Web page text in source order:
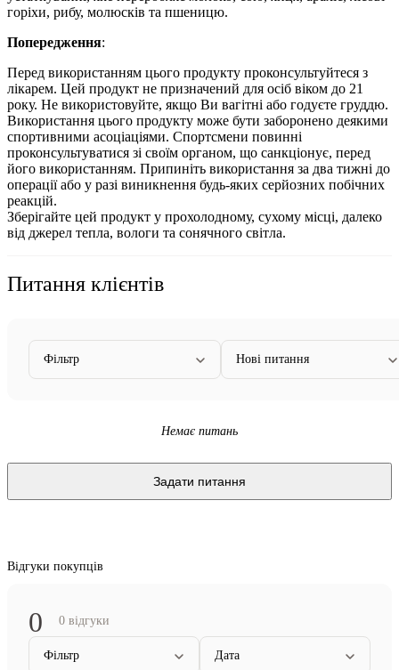
горіхи, рибу, молюсків та пшеницю.
Попередження:
Перед використанням цього продукту проконсультуйтеся з
лікарем. Цей продукт не призначений для осіб віком до 21
року. Не використовуйте, якщо Ви вагітні або годуєте груддю.
Використання цього продукту може бути заборонено деякими
спортивними асоціаціями. Спортсмени повинні
проконсультуватися зі своїм органом, що санкціонує, перед
його використанням. Припиніть використання за два тижні до
операції або у разі виникнення будь-яких серйозних побічних
реакцій.
Зберігайте цей продукт у прохолодному, сухому місці, далеко
від джерел тепла, вологи та сонячного світла.
Питання клієнтів
Фільтр Нові питання
Немає питань
Задати питання
Відгуки покупців
0 0 відгуки
Фільтр Дата